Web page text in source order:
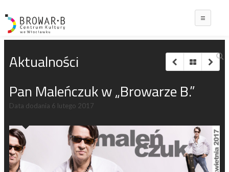
Aktualności
Pan Maleńczuk w „Browarze B.”
Data dodania 6 lutego 2017